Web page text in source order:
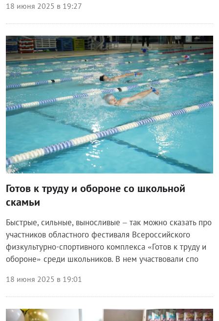
18 июня 2025 в 19:27
Общество
Готов к труду и обороне со школьной
скамьи
Быстрые, сильные, выносливые – так можно сказать про
участников областного фестиваля Всероссийского
физкультурно-спортивного комплекса «Готов к труду и
обороне» среди школьников. В нем участвовали спо
18 июня 2025 в 19:01